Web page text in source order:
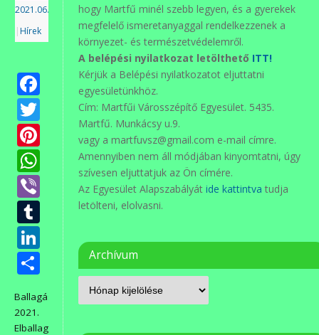
2021.06.20.
|Hírek
Facebook
Twitter
Pinterest
WhatsApp
Viber
Tumblr
LinkedIn
Ossza
meg
Ballagás
2021.
Elballagtak
hogy Martfű minél szebb legyen, és a gyerekek
megfelelő ismeretanyaggal rendelkezzenek a
környezet- és természetvédelemről.
A belépési nyilatkozat letölthető ITT!
Kérjük a Belépési nyilatkozatot eljuttatni
egyesületünkhöz.
Cím: Martfűi Városszépítő Egyesület. 5435.
Martfű. Munkácsy u.9.
vagy a martfuvsz@gmail.com e-mail címre.
Amennyiben nem áll módjában kinyomtatni, úgy
szívesen eljuttatjuk az Ön címére.
Az Egyesület Alapszabályát ide kattintva tudja
letölteni, elolvasni.
Archívum